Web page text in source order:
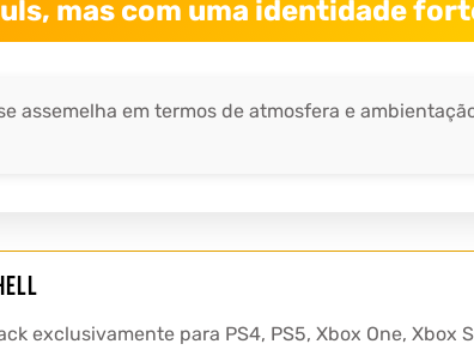
mas com uma identidade
assemelha em termos de atmosfera e
exclusivamente para PS4, PS5, Xbox One, Xbox